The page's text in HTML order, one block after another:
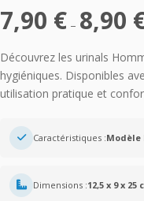
7,90 € – 8,90
Plage
de
prix :
7,90 €
à
8,90 €
Découvrez les urinals
hygiéniques. Disponibles
utilisation pratique et
Caractéristiques :Modèle
Dimensions :12,5 x 9 x 25